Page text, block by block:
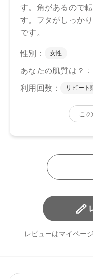
レビューはマイペー